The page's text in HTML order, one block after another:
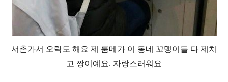
서촌가서 오락도 해요 제 룸메가 이 동네 꼬맹이들 다 제치
고 짱이예요. 자랑스러워요